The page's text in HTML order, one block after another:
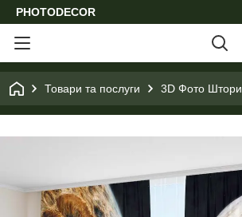
PHOTODECOR
Товари та послуги 3D Фото Штори